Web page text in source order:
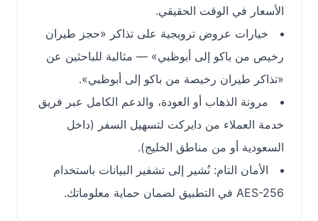
الأسعار في الوقت الحقيقي.
خيارات عروض ترويجية على تذاكر «حجز طيران
رخيص من باكو إلى أبوظبي» — مثالية للباحثين عن
«تذاكر طيران رخيصة من باكو إلى أبوظبي».
مرونة الذهاب أو العودة، والدعم الكامل عبر فريق
خدمة العملاء من دايركت لتسهيل السفر (داخل
السعودية أو من مناطق الخليج).
الأمان التام: نُشير إلى تشفير البيانات باستخدام
AES-256 في التطبيق لضمان حماية معلوماتك.